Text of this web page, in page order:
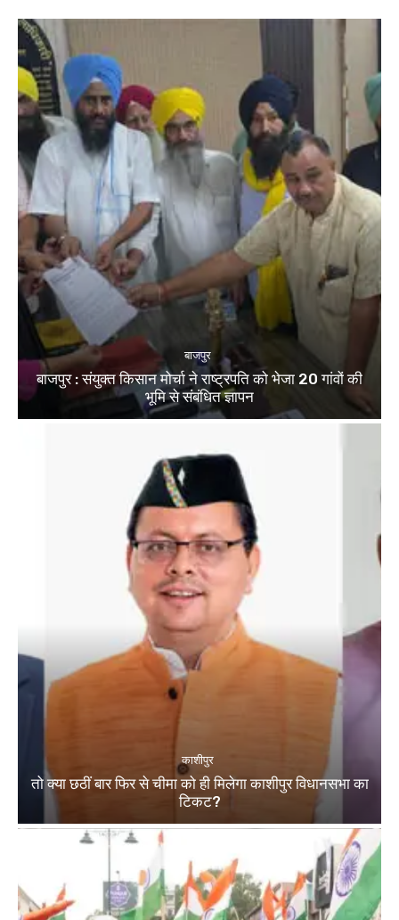
बाजपुर
बाजपुर : संयुक्त किसान मोर्चा ने राष्ट्रपति को भेजा 20 गांवों की
भूमि से संबंधित ज्ञापन
काशीपुर
तो क्या छठीं बार फिर से चीमा को ही मिलेगा काशीपुर विधानसभा का
टिकट?